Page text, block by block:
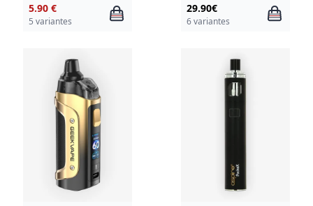
5.90 €
5 variantes
29.90€
6 variantes